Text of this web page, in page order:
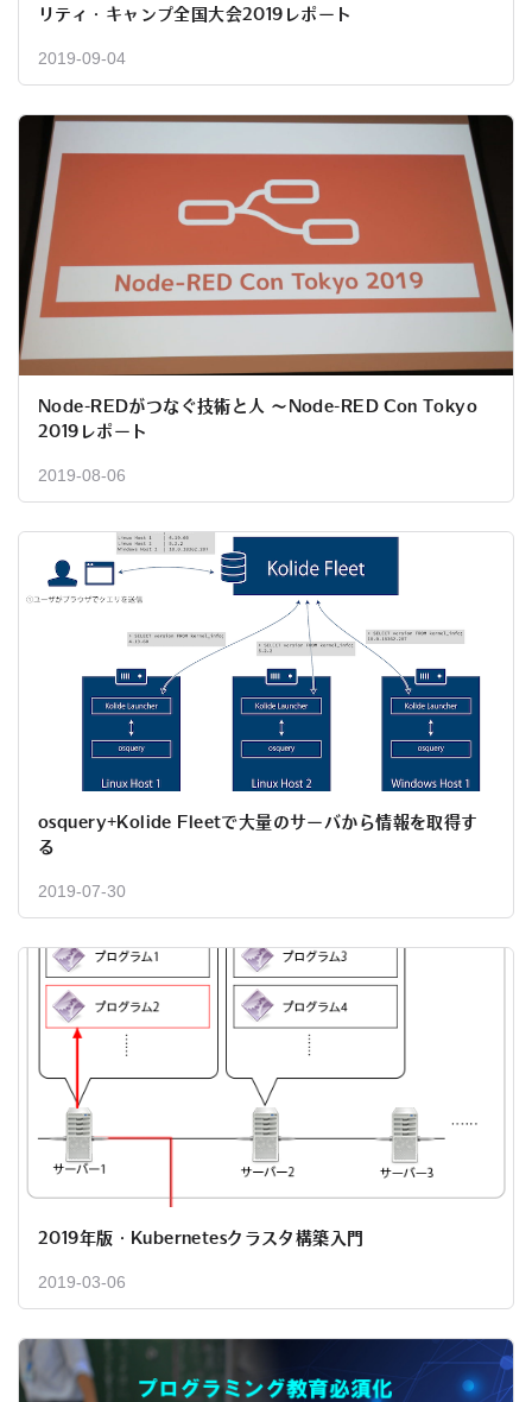
リティ・キャンプ全国大会2019レポート
2019-09-04
Node-REDがつなぐ技術と人 〜Node-RED Con Tokyo
2019レポート
2019-08-06
osquery+Kolide Fleetで大量のサーバから情報を取得す
る
2019-07-30
2019年版・Kubernetesクラスタ構築入門
2019-03-06